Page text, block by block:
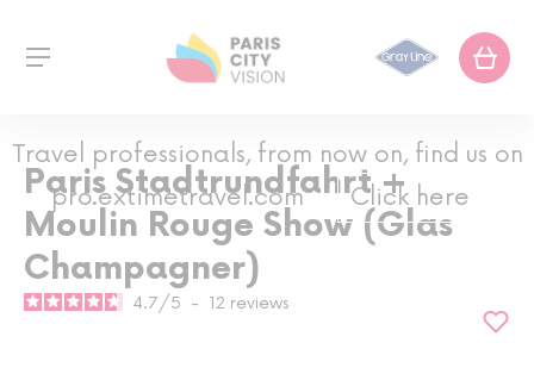
Travel professionals, from now on, find us on
pro.extimetravel.com
Click here
Paris Stadtrundfahrt +
Moulin Rouge Show (Glas
Champagner)
4.7/5 - 12 reviews